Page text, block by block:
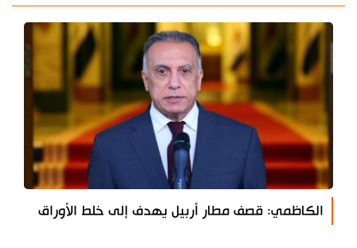
الكاظمي: قصف مطار أربيل يهدف إلى خلط الأوراق